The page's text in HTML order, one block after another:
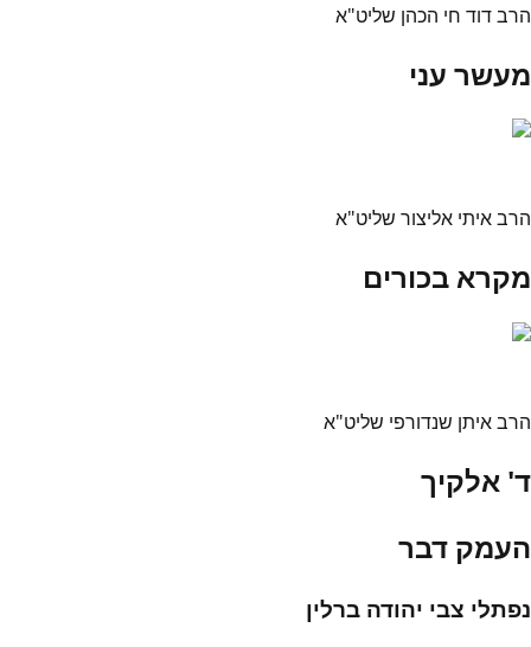
הרב דוד חי הכהן שליט"א
מעשר עני
הרב איתי אליצור שליט"א
מקרא בכורים
הרב איתן שנדורפי שליט"א
ד' אלקיך
העמק דבר
נפתלי צבי יהודה ברלין